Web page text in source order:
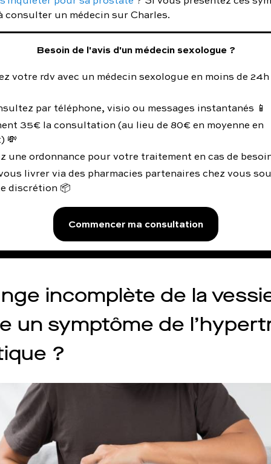
consulter un médecin sur Charles.
Besoin de l'avis d'un médecin sexologue ?
votre rdv avec un médecin sexologue en moins de
par téléphone, visio ou messages instantanés 📱
35€ la consultation (au lieu de 80€ en moyenne en
💸
une ordonnance pour votre traitement en cas de
livrer via des pharmacies partenaires chez vous
discrétion 📦
Commencer ma consultation
incomplète de la
un symptôme de
?